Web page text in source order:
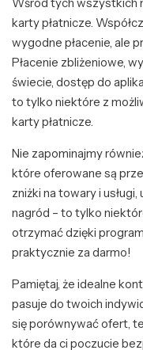
karty płatnicze.
wygodne płacenie, ale
Płacenie zbliżeniowe,
świecie, dostęp do
to tylko niektóre z
karty płatnicze.
Nie zapominajmy
które oferowane są
zniżki na towary i
nagród – to tylko
otrzymać dzięki
praktycznie za darmo!
Pamiętaj, że idealne
pasuje do twoich
się porównywać ofert,
które da ci poczucie